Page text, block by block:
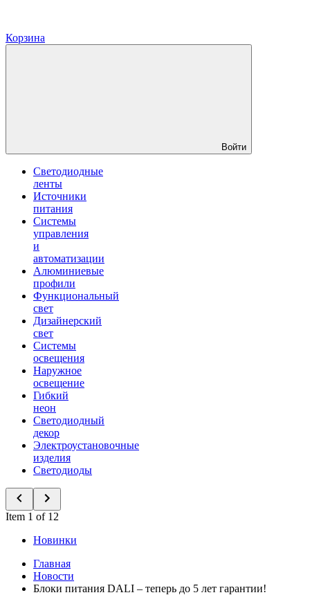
Корзина
Войти
Светодиодные
ленты
Источники
питания
Системы
управления
и
автоматизации
Алюминиевые
профили
Функциональный
свет
Дизайнерский
свет
Системы
освещения
Наружное
освещение
Гибкий
неон
Светодиодный
декор
Электроустановочные
изделия
Светодиоды
Item 1 of 12
Новинки
Главная
Новости
Блоки питания DALI – теперь до 5 лет гарантии!